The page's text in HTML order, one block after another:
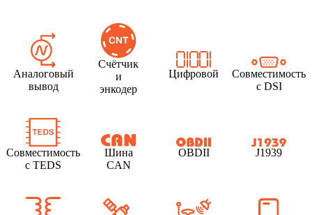
Аналоговый
вывод
Счётчик
и
энкодер
Цифровой
Совместимость
с DSI
Совместимость
с TEDS
Шина
CAN
OBDII J1939